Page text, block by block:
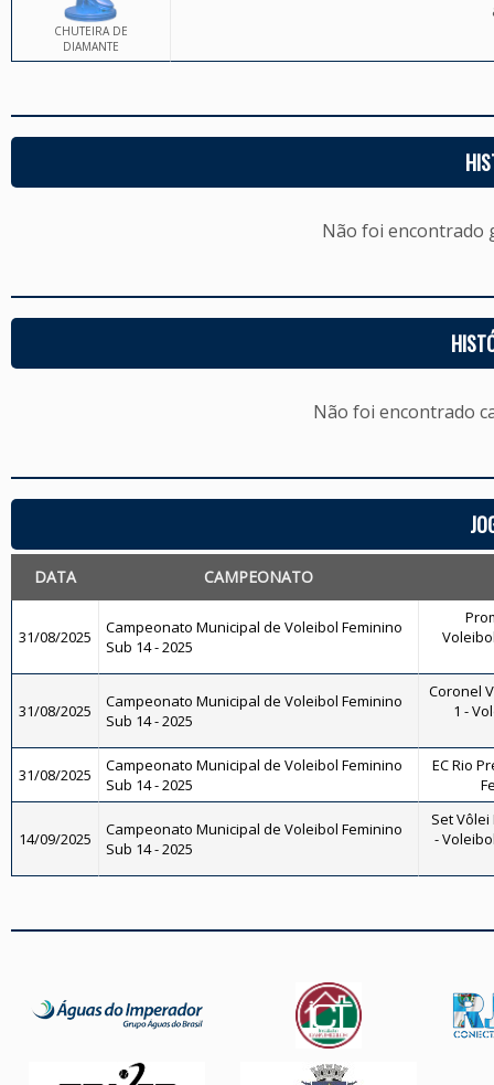
CHUTEIRA DE
DIAMANTE
Não foi encontrado
Não foi encontrado
DATA CAMPEONATO
31/08/2025
Campeonato Municipal de Voleibol Feminino
Sub 14 - 2025
31/08/2025
Campeonato Municipal de Voleibol Feminino
Sub 14 - 2025
Coronel
1 -
31/08/2025
Campeonato Municipal de Voleibol Feminino
Sub 14 - 2025
EC Rio
14/09/2025
Campeonato Municipal de Voleibol Feminino
Sub 14 - 2025
Set
-